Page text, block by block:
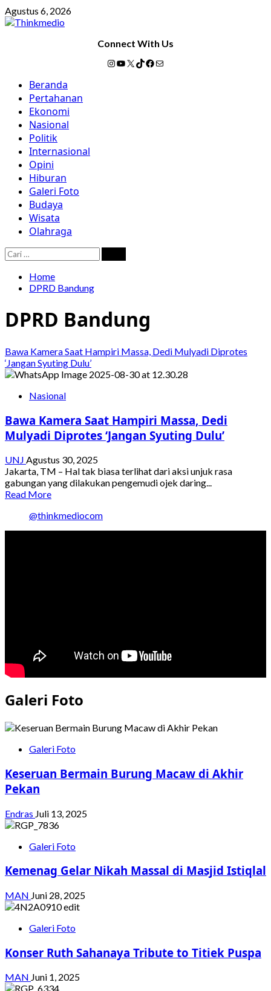
Skip
to
Agustus 6, 2026
Connect With Us
Instagram
YouTube
X TikTok
Facebook
Mail
Primary
Menu
Beranda
Pertahanan
Ekonomi
Nasional
Politik
Internasional
Opini
Hiburan
Galeri Foto
Budaya
Wisata
Olahraga
Cari
untuk:
Home
DPRD Bandung
DPRD Bandung
Bawa Kamera Saat Hampiri Massa, Dedi Mulyadi Diprotes
‘Jangan Syuting Dulu’
Nasional
Bawa Kamera Saat Hampiri Massa, Dedi
Mulyadi Diprotes ‘Jangan Syuting Dulu’
UNJ Agustus 30, 2025
Jakarta, TM – Hal tak biasa terlihat dari aksi unjuk rasa
gabungan yang dilakukan pengemudi ojek daring...
Read MoreRead
about
Bawa
@thinkmediocom
Galeri Foto
Galeri Foto
Keseruan Bermain Burung Macaw di Akhir
Pekan
Endras Juli 13, 2025
Galeri Foto
Kemenag Gelar Nikah Massal di Masjid Istiqlal
MAN Juni 28, 2025
Galeri Foto
Konser Ruth Sahanaya Tribute to Titiek Puspa
MAN Juni 1, 2025